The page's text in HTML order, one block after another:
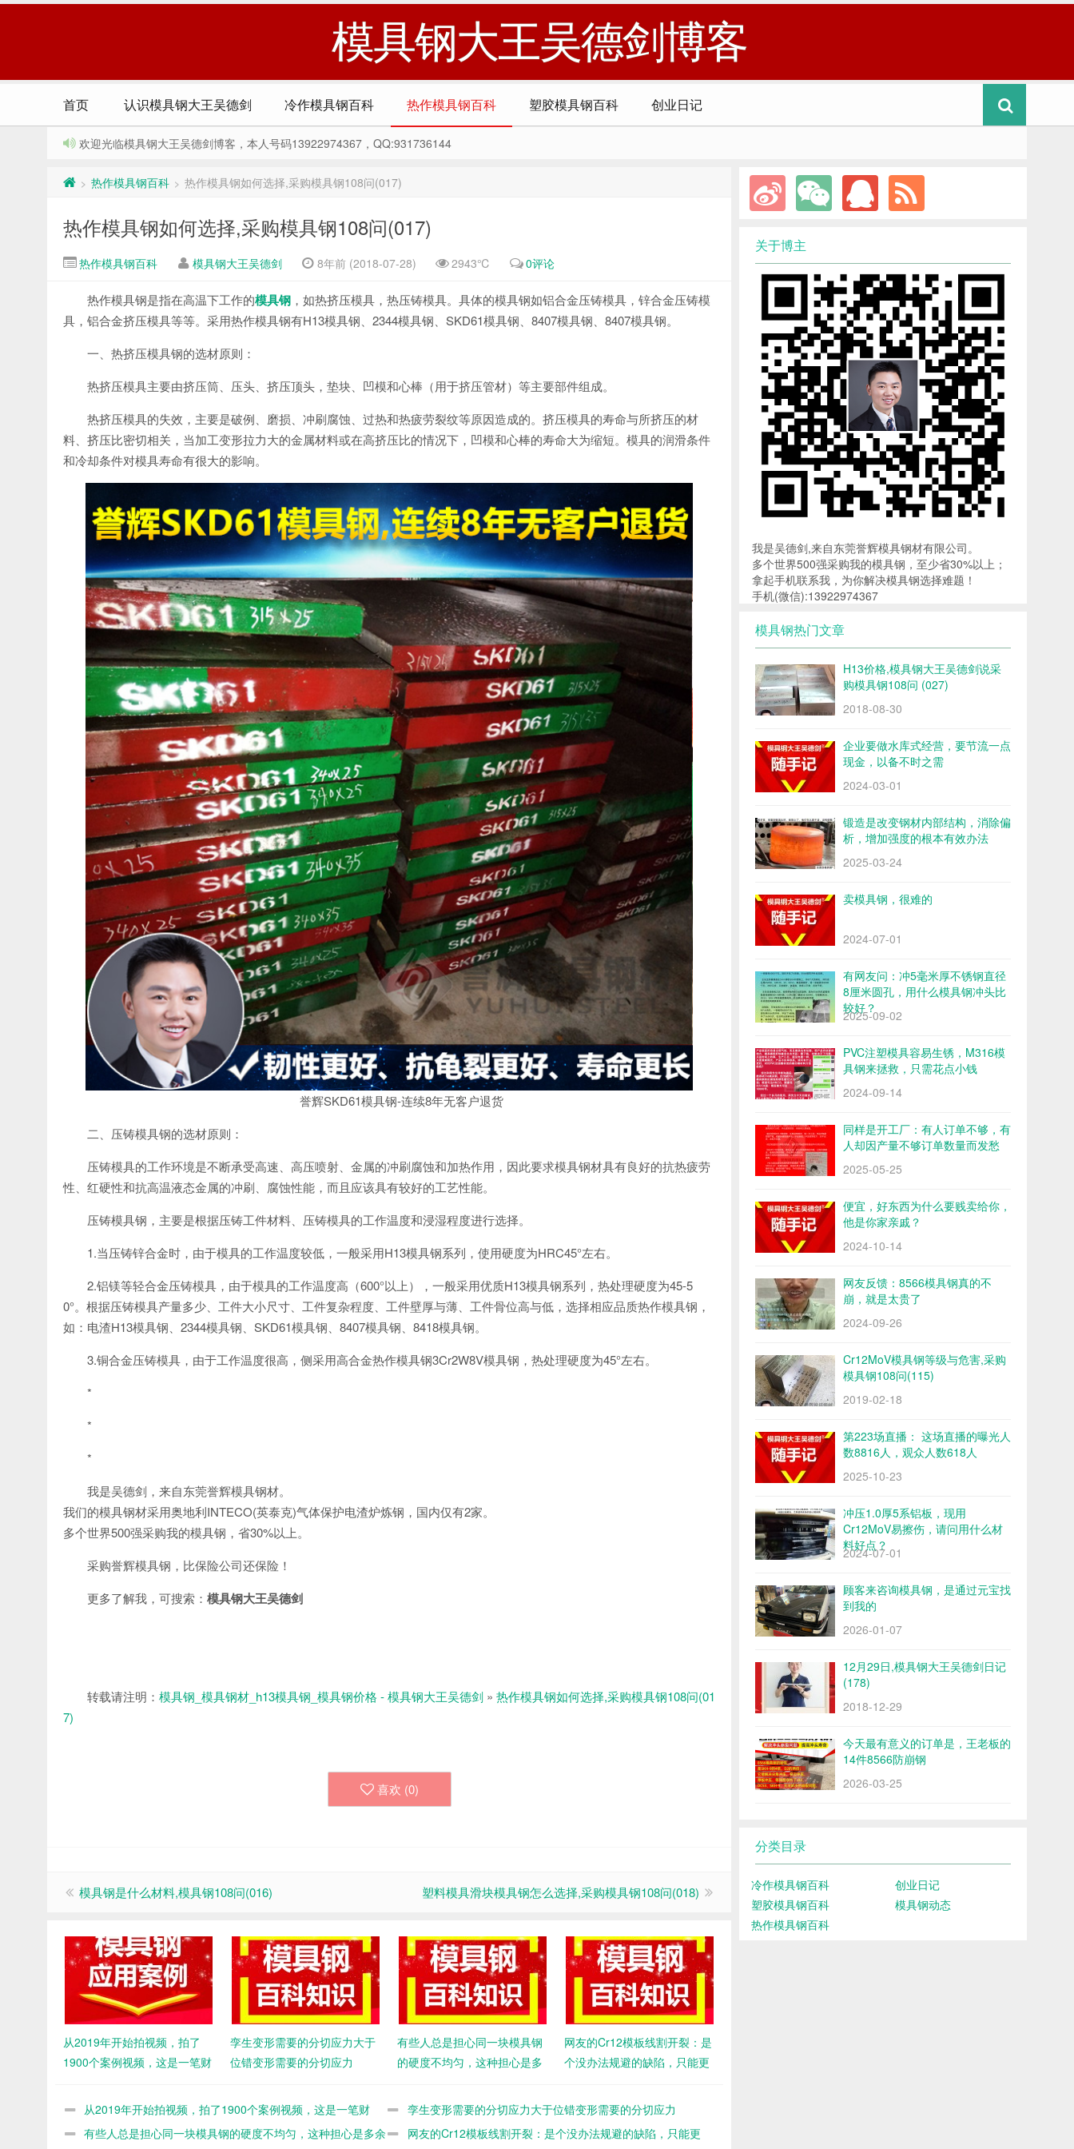
模具钢大王吴德剑博客
首页 认识模具钢大王吴德剑 冷作模具钢百科 热作模具钢百科 塑胶模具钢百科 创业日记
欢迎光临模具钢大王吴德剑博客，本人号码13922974367，QQ:931736144
> 热作模具钢百科 > 热作模具钢如何选择,采购模具钢108问(017)
热作模具钢如何选择,采购模具钢108问(017)
热作模具钢百科 模具钢大王吴德剑 8年前 (2018-07-28) 2943℃ 0评论
热作模具钢是指在高温下工作的模具钢 ，如热挤压模具，热压铸模具。具体的模具钢如铝合金压铸模具，锌合金压铸模
具，铝合金挤压模具等等。采用热作模具钢有H13模具钢、2344模具钢、SKD61模具钢、8407模具钢、8407模具钢。
一、热挤压模具钢的选材原则：
热挤压模具主要由挤压筒、压头、挤压顶头，垫块、凹模和心棒（用于挤压管材）等主要部件组成。
热挤压模具的失效，主要是破例、磨损、冲刷腐蚀、过热和热疲劳裂纹等原因造成的。挤压模具的寿命与所挤压的材
料、挤压比密切相关，当加工变形拉力大的金属材料或在高挤压比的情况下，凹模和心棒的寿命大为缩短。模具的润滑条件
和冷却条件对模具寿命有很大的影响。
誉辉SKD61模具钢-连续8年无客户退货
二、压铸模具钢的选材原则：
压铸模具的工作环境是不断承受高速、高压喷射、金属的冲刷腐蚀和加热作用，因此要求模具钢材具有良好的抗热疲劳
性、红硬性和抗高温液态金属的冲刷、腐蚀性能，而且应该具有较好的工艺性能。
压铸模具钢，主要是根据压铸工件材料、压铸模具的工作温度和浸湿程度进行选择。
1.当压铸锌合金时，由于模具的工作温度较低，一般采用H13模具钢系列，使用硬度为HRC45°左右。
2.铝镁等轻合金压铸模具，由于模具的工作温度高（600°以上），一般采用优质H13模具钢系列，热处理硬度为45-5
0°。根据压铸模具产量多少、工件大小尺寸、工件复杂程度、工件壁厚与薄、工件骨位高与低，选择相应品质热作模具钢，
如：电渣H13模具钢、2344模具钢、SKD61模具钢、8407模具钢、8418模具钢。
3.铜合金压铸模具，由于工作温度很高，侧采用高合金热作模具钢3Cr2W8V模具钢，热处理硬度为45°左右。
*
*
*
我是吴德剑，来自东莞誉辉模具钢材。
我们的模具钢材采用奥地利INTECO(英泰克)气体保护电渣炉炼钢，国内仅有2家。
多个世界500强采购我的模具钢，省30%以上。
采购誉辉模具钢，比保险公司还保险！
更多了解我，可搜索： 模具钢大王吴德剑
转载请注明： 模具钢_模具钢材_h13模具钢_模具钢价格 - 模具钢大王吴德剑 » 热作模具钢如何选择,采购模具钢108问(01
7)
喜欢 (0)
模具钢是什么材料,模具钢108问(016) 塑料模具滑块模具钢怎么选择,采购模具钢108问(018)
从2019年开始拍视频，拍了
1900个案例视频，这是一笔财
孪生变形需要的分切应力大于
位错变形需要的分切应力
有些人总是担心同一块模具钢
的硬度不均匀，这种担心是多
网友的Cr12模板线割开裂：是
个没办法规避的缺陷，只能更
从2019年开始拍视频，拍了1900个案例视频，这是一笔财
富
孪生变形需要的分切应力大于位错变形需要的分切应力
有些人总是担心同一块模具钢的硬度不均匀，这种担心是多余
网友的Cr12模板线割开裂：是个没办法规避的缺陷，只能更
关于博主
我是吴德剑,来自东莞誉辉模具钢材有限公司。
多个世界500强采购我的模具钢，至少省30%以上；
拿起手机联系我，为你解决模具钢选择难题！
手机(微信):13922974367
模具钢热门文章
H13价格,模具钢大王吴德剑说采
购模具钢108问 (027)
2018-08-30
企业要做水库式经营，要节流一点
现金，以备不时之需
2024-03-01
锻造是改变钢材内部结构，消除偏
析，增加强度的根本有效办法
2025-03-24
卖模具钢，很难的
2024-07-01
有网友问：冲5毫米厚不锈钢直径
8厘米圆孔，用什么模具钢冲头比
较好？
2025-09-02
PVC注塑模具容易生锈，M316模
具钢来拯救，只需花点小钱
2024-09-14
同样是开工厂：有人订单不够，有
人却因产量不够订单数量而发愁
2025-05-25
便宜，好东西为什么要贱卖给你，
他是你家亲戚？
2024-10-14
网友反馈：8566模具钢真的不
崩，就是太贵了
2024-09-26
Cr12MoV模具钢等级与危害,采购
模具钢108问(115)
2019-02-18
第223场直播： 这场直播的曝光人
数8816人，观众人数618人
2025-10-23
冲压1.0厚5系铝板，现用
Cr12MoV易擦伤，请问用什么材
料好点？
2024-07-01
顾客来咨询模具钢，是通过元宝找
到我的
2026-01-07
12月29日,模具钢大王吴德剑日记
(178)
2018-12-29
今天最有意义的订单是，王老板的
14件8566防崩钢
2026-03-25
分类目录
冷作模具钢百科
创业日记
塑胶模具钢百科
模具钢动态
热作模具钢百科